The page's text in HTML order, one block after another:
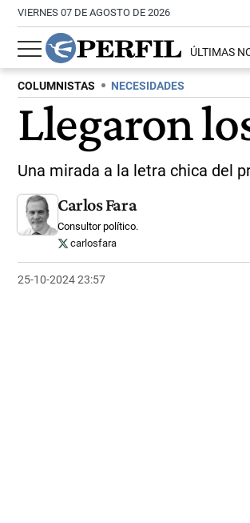
VIERNES 07 DE AGOSTO DE 2026
ÚLTIMAS
COLUMNISTAS NECESIDADES
Llegaron
Una mirada a la letra chica del
Carlos Fara
Consultor político.
carlosfara
25-10-2024 23:57